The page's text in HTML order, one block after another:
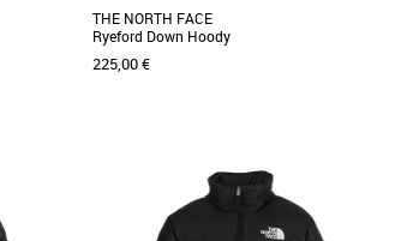
de The
hommes
THE NORTH FACE
Ryeford Down Hoody
225,00 €
Découvrez la Doudoune Ryeford Down Hoody
de The North Face, une pièce incontournable
de votre garde-robe [...]